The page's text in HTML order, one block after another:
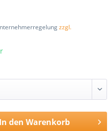
zzgl.
In den Warenkorb